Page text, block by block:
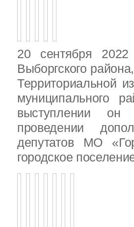
20 сентября 2022
Выборгского
Территориальной
муниципального
выступлении он
проведении
депутатов МО
городское